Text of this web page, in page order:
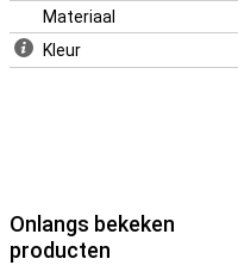
Materiaal
Kleur
Onlangs bekeken
producten